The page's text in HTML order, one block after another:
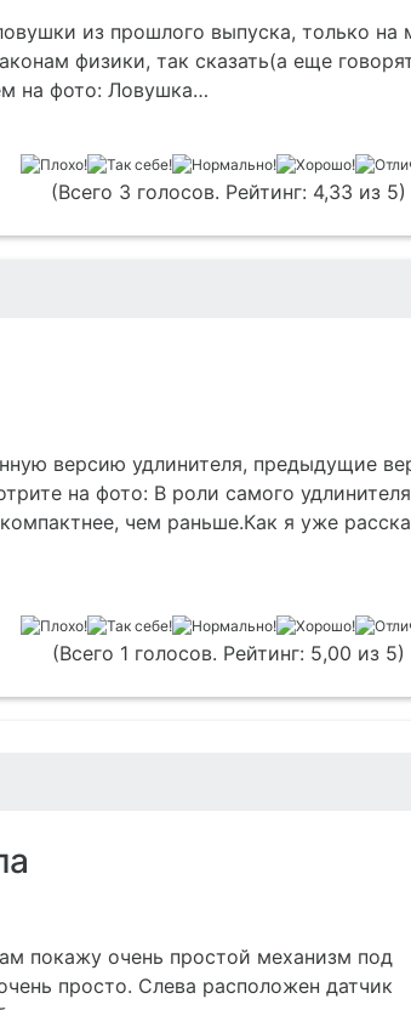
из прошлого выпуска, только на
физики, так сказать(а еще
на фото: Ловушка…
(Всего 3 голосов. Рейтинг: 4,33 из 5)
версию удлинителя, предыдущие
на фото: В роли самого удлинителя
чем раньше.Как я уже
(Всего 1 голосов. Рейтинг: 5,00 из 5)
покажу очень простой механизм под
просто. Слева расположен датчик